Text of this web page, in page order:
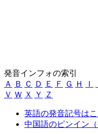
発音インフォの索引
Ａ
Ｂ Ｃ Ｄ Ｅ Ｆ Ｇ Ｈ Ｉ
Ｖ Ｗ Ｘ Ｙ Ｚ
英語の発音記号は
中国語のピンイン